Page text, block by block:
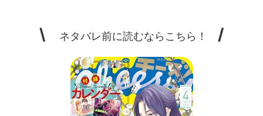
\ ネタバレ前に読むならこちら！ /